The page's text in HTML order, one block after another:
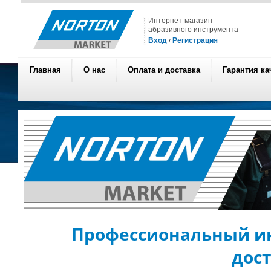
Интернет-магазин
абразивного инструмента
Вход / Регистрация
Главная О нас Оплата и доставка Гарантия
Профессиональный